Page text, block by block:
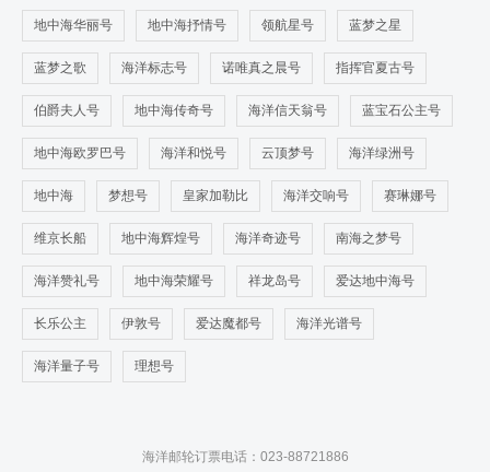
地中海华丽号 地中海抒情号 领航星号 蓝梦之星
蓝梦之歌 海洋标志号 诺唯真之晨号 指挥官夏古号
伯爵夫人号 地中海传奇号 海洋信天翁号 蓝宝石公主号
地中海欧罗巴号 海洋和悦号 云顶梦号 海洋绿洲号
地中海 梦想号 皇家加勒比 海洋交响号 赛琳娜号
维京长船 地中海辉煌号 海洋奇迹号 南海之梦号
海洋赞礼号 地中海荣耀号 祥龙岛号 爱达地中海号
长乐公主 伊敦号 爱达魔都号 海洋光谱号
海洋量子号 理想号
海洋邮轮订票电话：023-88721886